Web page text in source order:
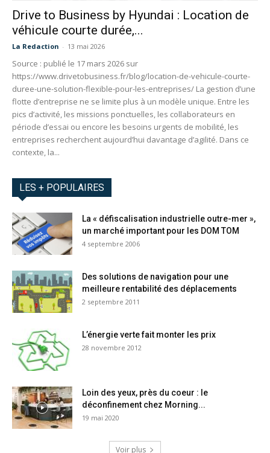
Drive to Business by Hyundai : Location de
véhicule courte durée,...
La Redaction - 13 mai 2026
Source : publié le 17 mars 2026 sur
https://www.drivetobusiness.fr/blog/location-de-vehicule-courte-
duree-une-solution-flexible-pour-les-entreprises/ La gestion d’une
flotte d’entreprise ne se limite plus à un modèle unique. Entre les
pics d’activité, les missions ponctuelles, les collaborateurs en
période d’essai ou encore les besoins urgents de mobilité, les
entreprises recherchent aujourd’hui davantage d’agilité. Dans ce
contexte, la...
LES + POPULAIRES
La « défiscalisation industrielle outre-mer »,
un marché important pour les DOM TOM
4 septembre 2006
Des solutions de navigation pour une
meilleure rentabilité des déplacements
2 septembre 2011
L’énergie verte fait monter les prix
28 novembre 2012
Loin des yeux, près du coeur : le
déconfinement chez Morning...
19 mai 2020
Voir plus